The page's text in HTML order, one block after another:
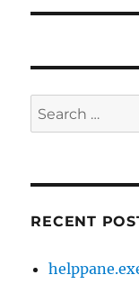
Search
for:
RECENT